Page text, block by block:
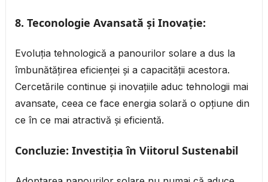
8. Teconologie Avansată și Inovație:
Evoluția tehnologică a panourilor solare a dus la
îmbunătățirea eficienței și a capacității acestora.
Cercetările continue și inovațiile aduc tehnologii mai
avansate, ceea ce face energia solară o opțiune din
ce în ce mai atractivă și eficientă.
Concluzie: Investiția în Viitorul Sustenabil